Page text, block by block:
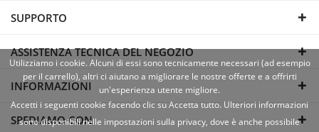
SUPPORTO
ASSISTENZA TECNICA DEL NEGOZIO
INFORMAZIONI
SPEDIAMO CON
Utilizziamo i cookie. Alcuni di essi sono tecnicamente necessari (ad esempio
per il carrello), altri ci aiutano a migliorare le nostre offerte e a offrirti
un'esperienza utente migliore.
Accetti i seguenti cookie facendo clic su Accetta tutto. Ulteriori informazioni
sono disponibili nelle impostazioni sulla privacy, dove è anche possibile